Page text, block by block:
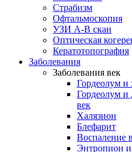
Страбизм
Офтальмоскопия
УЗИ А-В скан
Оптическая
Кератотопография
Заболевания
Заболевания век
Гордеолум и
Гордеолум и
век
Халязион
Блефарит
Воспаление
Энтропион и